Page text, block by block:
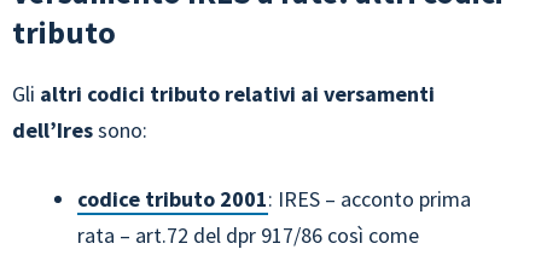
tributo
Gli altri codici tributo relativi ai versamenti
dell’Iressono:
codice tributo 2001: IRES – acconto prima
rata – art.72 del dpr 917/86 così come